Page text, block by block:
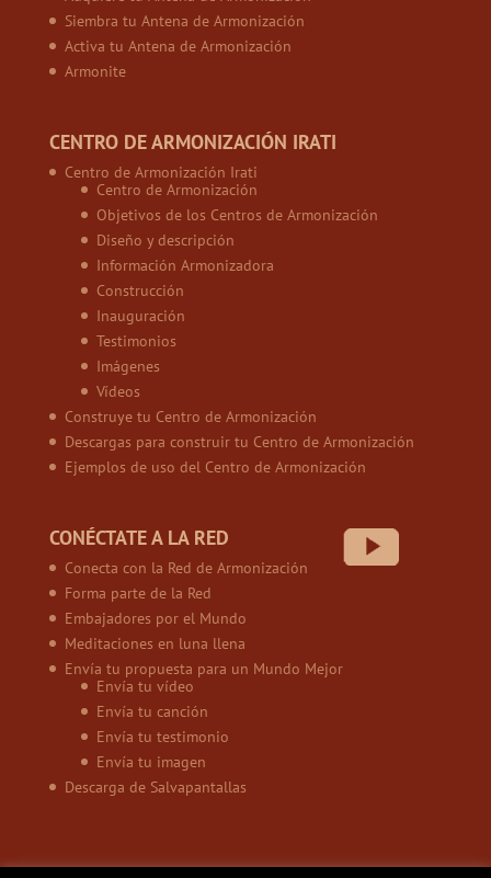
Siembra tu Antena de Armonización
Activa tu Antena de Armonización
Armonite
CENTRO DE ARMONIZACIÓN IRATI
Centro de Armonización Irati
Centro de Armonización
Objetivos de los Centros de Armonización
Diseño y descripción
Información Armonizadora
Construcción
Inauguración
Testimonios
Imágenes
Vídeos
Construye tu Centro de Armonización
Descargas para construir tu Centro de Armonización
Ejemplos de uso del Centro de Armonización
CONÉCTATE A LA RED
Conecta con la Red de Armonización
Forma parte de la Red
Embajadores por el Mundo
Meditaciones en luna llena
Envía tu propuesta para un Mundo Mejor
Envía tu vídeo
Envía tu canción
Envía tu testimonio
Envía tu imagen
Descarga de Salvapantallas